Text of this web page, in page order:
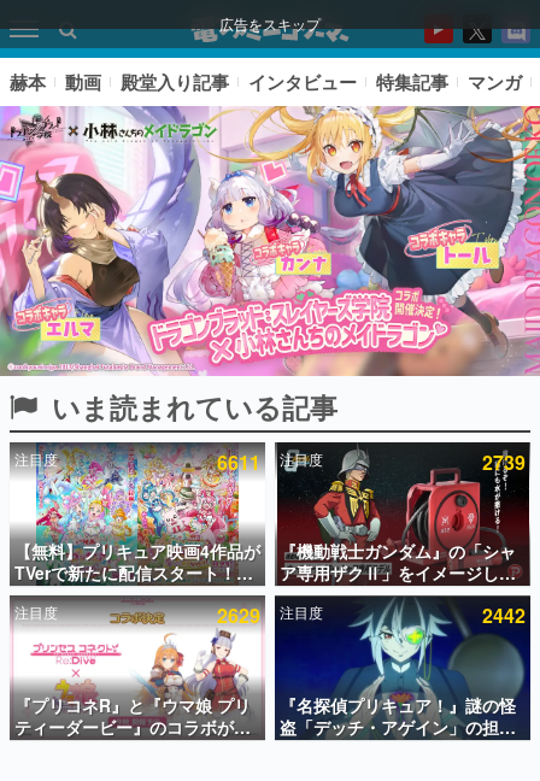
広告をスキップ
ピックアップ
電ファミのいま読まれている記事ランキング
アプリセール情報
インタビュー
連載・特集一覧
殿堂入り記事
SNS拡散数が数千以上！ ページビュー数万以上！ などな
ど。多くの人々に読まれた、電ファミ渾身の“殿堂入り”記
事をまとめました。
赫本 動画 殿堂入り記事 インタビュー 特集記事 マンガ
いま読まれている記事
注目度 6611
【無料】プリキュア映画4作品が
TVerで新たに配信スタート！な
んと2018年～2024年の映画ほぼ
すべてが見放題に、ぶっちゃけ
ありえないラインナップ
注目度 2739
『機動戦士ガンダム』の「シャ
ア専用ザクⅡ」をイメージした
散水ホースリールが予約開始。
本体にはシャアのパーソナルマ
ークやジオン公国軍のエンブレ
ム、型式番号などを配置
注目度 2629
『プリコネR』と『ウマ娘 プリ
ティーダービー』のコラボが決
定！“最大170連無料”の8.5周年
注目度 2442
『名探偵プリキュア！』謎の怪
盗「デッチ・アゲイン」の担当
キャストは天﨑滉平さんと判